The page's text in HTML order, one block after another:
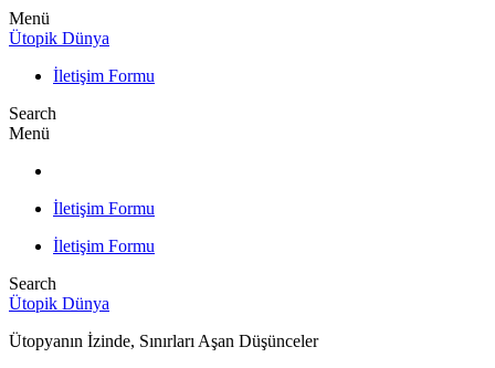
Menü
Ütopik Dünya
İletişim Formu
Search
Menü
İletişim Formu
İletişim Formu
Search
Ütopik Dünya
Ütopyanın İzinde, Sınırları Aşan Düşünceler